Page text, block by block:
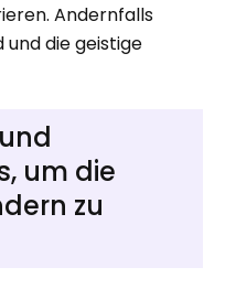
Andernfalls
und die geistige
um die
zu